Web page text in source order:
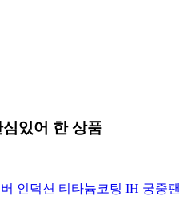
있어 한 상품
인덕션 티타늄코팅 IH 궁중팬